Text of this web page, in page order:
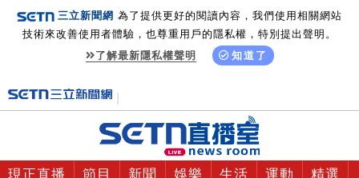
三立新聞網 為了提供更好的閱讀內容，我們使用相關網站
技術來改善使用者體驗，也尊重用戶的隱私權，特別提出聲明。
了解最新隱私權聲明
知道了
現正直播 節目 新聞 娛樂 生活 運動 精選